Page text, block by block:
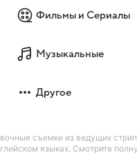
Фильмы и Сериалы
Музыкальные
Другое
съемки из ведущих
языках. Смотрите